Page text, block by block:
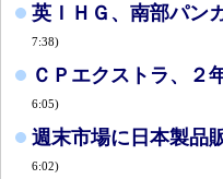
英ＩＨＧ、南部パン
7:38)
ＣＰエクストラ、２
6:05)
週末市場に日本製品
6:02)